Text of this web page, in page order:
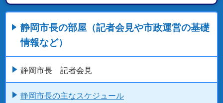
静岡市長の部屋（記者会見や市政運営の基礎
情報など）
静岡市長 記者会見
静岡市長の主なスケジュール